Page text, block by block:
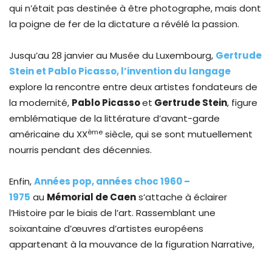
qui n’était pas destinée à être photographe, mais dont
la poigne de fer de la dictature a révélé la passion.
Jusqu’au 28 janvier au Musée du Luxembourg, Gertrude
Stein et Pablo Picasso, l’invention du langage
explore la rencontre entre deux artistes fondateurs de
la modernité, Pablo Picassoet Gertrude Stein, figure
emblématique de la littérature d’avant-garde
américaine du XXème siècle, qui se sont mutuellement
nourris pendant des décennies.
Enfin,Années pop, années choc 1960 –
1975 au Mémorial de Caens’attache à éclairer
l’Histoire par le biais de l’art. Rassemblant une
soixantaine d’œuvres d’artistes européens
appartenant à la mouvance de la figuration Narrative,